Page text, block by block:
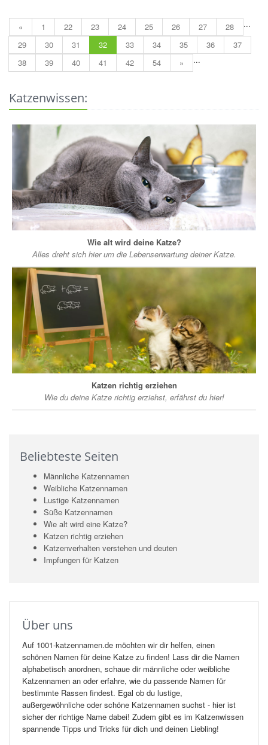
« 1 ...
22 23 24 25 26 27
28
29
30 31 32 33 34 35 36
37
38
39 40 41 42 ...
54 »
Katzenwissen:
Wie alt wird deine Katze?
Alles dreht sich hier um die Lebenserwartung deiner Katze.
Katzen richtig erziehen
Wie du deine Katze richtig erziehst, erfährst du hier!
Beliebteste Seiten
Männliche Katzennamen
Weibliche Katzennamen
Lustige Katzennamen
Süße Katzennamen
Wie alt wird eine Katze?
Katzen richtig erziehen
Katzenverhalten verstehen und deuten
Impfungen für Katzen
Über uns
Auf 1001-katzennamen.de möchten wir dir helfen, einen
schönen Namen für deine Katze zu finden! Lass dir die Namen
alphabetisch anordnen, schaue dir männliche oder weibliche
Katzennamen an oder erfahre, wie du passende Namen für
bestimmte Rassen findest. Egal ob du lustige,
außergewöhnliche oder schöne Katzennamen suchst - hier ist
sicher der richtige Name dabei! Zudem gibt es im Katzenwissen
spannende Tipps und Tricks für dich und deinen Liebling!